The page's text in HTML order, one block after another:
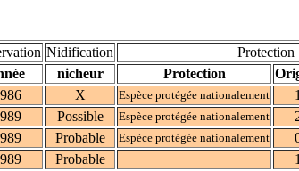
Nidification
Protection
nicheur Protection
X Espèce protégée nationalement
Possible Espèce protégée nationalement
Probable Espèce protégée nationalement
Probable